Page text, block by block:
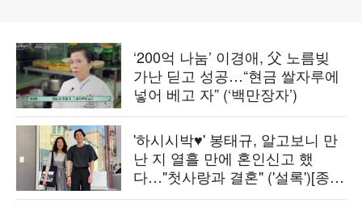
‘200억 나눔’ 이경애, 父 노름빚
가난 딛고 성공…“현금 쌀자루에
넣어 베고 자” (‘백만장자’)
'하시시박♥' 봉태규, 알고보니 만
난 지 열흘 만에 혼인신고 했
다…"첫사랑과 결혼" ('설록')[종
합]